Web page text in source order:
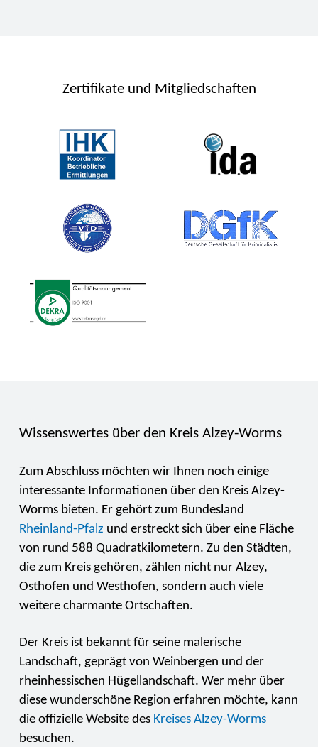
Zertifikate und Mitgliedschaften
Wissenswertes über den Kreis Alzey-Worms
Zum Abschluss möchten wir Ihnen noch einige
interessante Informationen über den Kreis Alzey-
Worms bieten. Er gehört zum Bundesland
Rheinland-Pfalz und erstreckt sich über eine Fläche
von rund 588 Quadratkilometern. Zu den Städten,
die zum Kreis gehören, zählen nicht nur Alzey,
Osthofen und Westhofen, sondern auch viele
weitere charmante Ortschaften.
Der Kreis ist bekannt für seine malerische
Landschaft, geprägt von Weinbergen und der
rheinhessischen Hügellandschaft. Wer mehr über
diese wunderschöne Region erfahren möchte, kann
die offizielle Website des Kreises Alzey-Worms
besuchen.